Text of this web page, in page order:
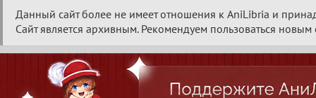
Данный сайт более не имеет отношения к AniLibria и
Сайт является архивным. Рекомендуем пользоваться